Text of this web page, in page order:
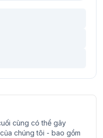
cùng có thể gây
chúng tôi - bao gồm